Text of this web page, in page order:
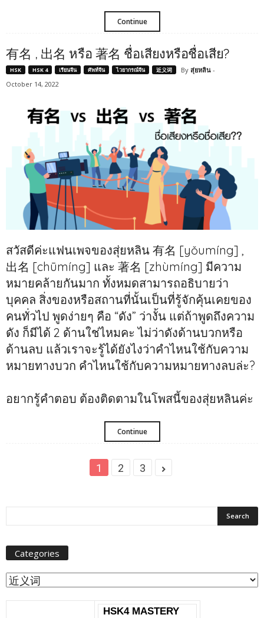
Continue
有名 , 出名 หรือ 著名 ชื่อเสียงหรือชื่อเสีย?
HSK HSK 4 เรียนจีน ศัพท์จีน ไวยากรณ์จีน 近义词 By สุ่ยหลิน -
October 14, 2022
สวัสดีค่ะแฟนเพจของสุ่ยหลิน 有名 [yǒumíng] ,
出名 [chūmíng] และ 著名 [zhùmíng] มีความ
หมายคล้ายกันมาก ทั้งหมดสามารถอธิบายว่า
บุคคล สิ่งของหรือสถานที่นั้นเป็นที่รู้จักคุ้นเคยของ
คนทั่วไป พูดง่ายๆ คือ “ดัง” ว่างั้น แต่ถ้าพูดถึงความ
ดัง ก็มีได้ 2 ด้านใช่ไหมคะ ไม่ว่าดังด้านบวกหรือ
ด้านลบ แล้วเราจะรู้ได้ยังไงว่าคำไหนใช้กับความ
หมายทางบวก คำไหนใช้กับความหมายทางลบล่ะ?
อยากรู้คำตอบ ต้องติดตามในโพสนี้ของสุ่ยหลินค่ะ
Continue
1 2 3
Categories
Categories
HSK4 MASTERY